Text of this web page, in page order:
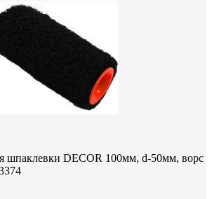
шпаклевки DECOR 100мм, d-50мм, ворс